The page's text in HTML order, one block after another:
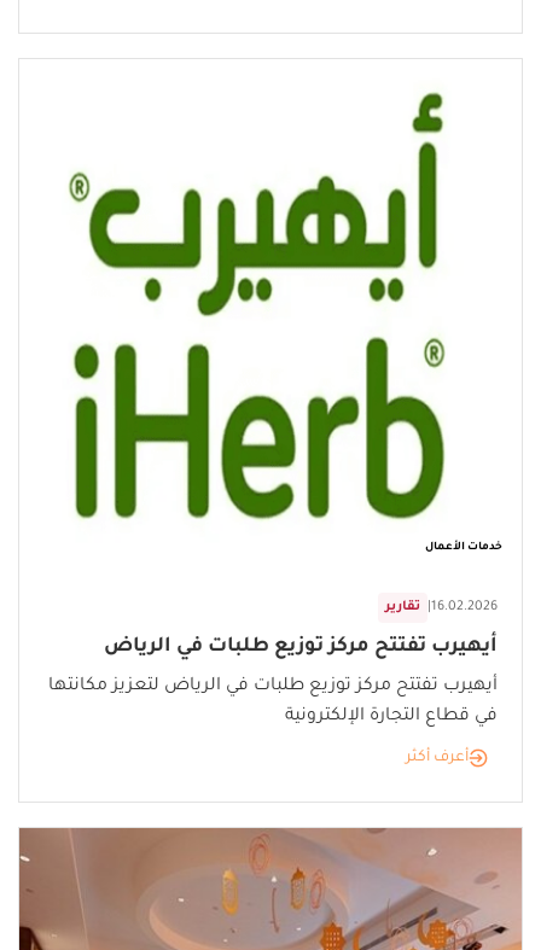
خدمات الأعمال
تقارير 16.02.2026
أيهيرب تفتتح مركز توزيع طلبات في الرياض
أيهيرب تفتتح مركز توزيع طلبات في الرياض لتعزيز مكانتها
في قطاع التجارة الإلكترونية
أعرف أكثر